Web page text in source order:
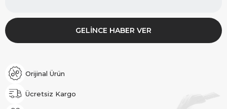
GELINCE HABER VER
Orijinal Ürün
Ücretsiz Kargo